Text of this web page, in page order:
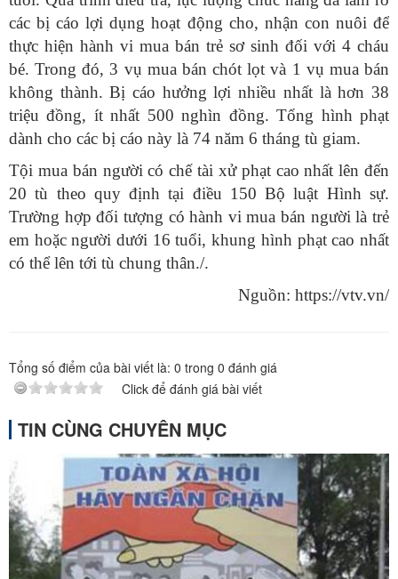
các bị cáo lợi dụng hoạt động cho, nhận con nuôi để
thực hiện hành vi mua bán trẻ sơ sinh đối với 4 cháu
bé. Trong đó, 3 vụ mua bán chót lọt và 1 vụ mua bán
không thành. Bị cáo hưởng lợi nhiều nhất là hơn 38
triệu đồng, ít nhất 500 nghìn đồng. Tổng hình phạt
dành cho các bị cáo này là 74 năm 6 tháng tù giam.
Tội mua bán người có chế tài xử phạt cao nhất lên đến
20 tù theo quy định tại điều 150 Bộ luật Hình sự.
Trường hợp đối tượng có hành vi mua bán người là trẻ
em hoặc người dưới 16 tuổi, khung hình phạt cao nhất
có thể lên tới tù chung thân./.
Nguồn: https://vtv.vn/
Tổng số điểm của bài viết là: 0 trong 0 đánh giá
Click để đánh giá bài viết
TIN CÙNG CHUYÊN MỤC